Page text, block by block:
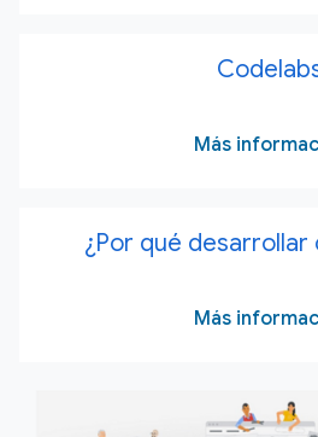
Más
¿Por qué desarrollar
Más